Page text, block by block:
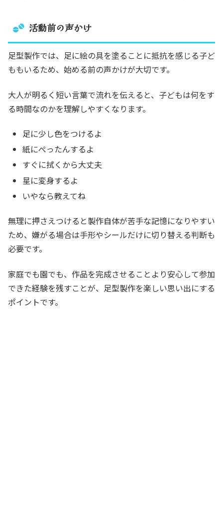
活動前の声かけ
足型製作では、足に絵の具を塗ることに抵抗を感じる子ど
ももいるため、始める前の声かけが大切です。
大人が明るく短い言葉で流れを伝えると、子どもは何をす
る時間なのかを理解しやすくなります。
足に少し色をつけるよ
紙にぺったんするよ
すぐに拭くから大丈夫
星に変身するよ
いやなら教えてね
無理に押さえつけると製作自体が苦手な記憶になりやすい
ため、嫌がる場合は手形やシールだけに切り替える判断も
必要です。
家庭でも園でも、作品を完成させることより安心して参加
できた経験を残すことが、足型製作を楽しい思い出にする
ポイントです。